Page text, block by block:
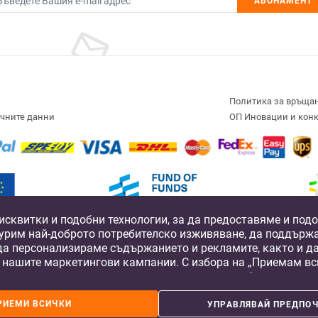
Политика за
данни
ОП Иновации и
Fund Fund of Funds
Operational
Capital, a private equity fund, co-financed by the by the European
and Competitiveness 2014-2020”, managed by the Fund Manager of
и подобни технологии, за да предоставяме и
най-доброто потребителско изживяване, да
персонализираме съдържанието и рекламите, както и
маркетингови кампании. С избора на „Приемам
нашите доверени партньори да съхраняваме бисквитки и
устройство за рекламни и аналитични цели. Можете
предпочитания, като натиснете „Управлявай
ВСИЧКИ УПРАВЛЯВАЙ